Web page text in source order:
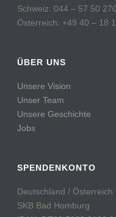
Schweiz: 044 – 57 50 270
Österreich: +49 40 – 18
ÜBER UNS
Unsere Vision
Unser Team
Unsere Geschichte
Jobs
SPENDENKONTO
Deutschland / Österreich
SKB Bad Homburg